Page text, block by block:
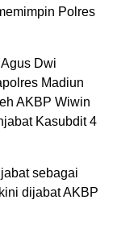
Polres
Dwi
Madiun
AKBP Wiwin
Kasubdit 4
sebagai
dijabat AKBP